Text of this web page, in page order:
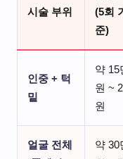
시술 부위
(5회
준)
인중 + 턱
밑
약 15
원 ~
원
얼굴 전체
약 30